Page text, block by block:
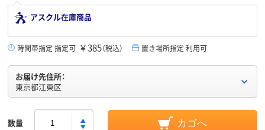
アスクル在庫商品
時間帯指定 指定可 ￥385（税込） 置き場所指定 利用可
お届け先住所：
東京都江東区
数量 カゴへ